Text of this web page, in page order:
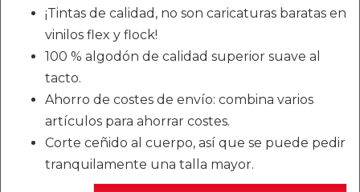
¡Tintas de calidad, no son caricaturas baratas en
vinilos flex y flock!
100 % algodón de calidad superior suave al
tacto.
Ahorro de costes de envío: combina varios
artículos para ahorrar costes.
Corte ceñido al cuerpo, así que se puede pedir
tranquilamente una talla mayor.